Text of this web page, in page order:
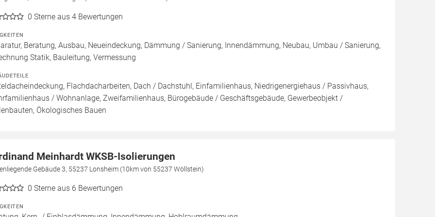
0 Sterne aus 4 Bewertungen
Beratung, Ausbau, Neueindeckung, Dämmung / Sanierung, Innendämmung, Neubau, Umbau / Sanierung,
Statik, Bauleitung, Vermessung
Flachdacharbeiten, Dach / Dachstuhl, Einfamilienhaus, Niedrigenergiehaus / Passivhaus,
/ Wohnanlage, Zweifamilienhaus, Bürogebäude / Geschäftsgebäude, Gewerbeobjekt /
Ökologisches Bauen
Meinhardt WKSB-Isolierungen
Gebäude 3, 55237 Lonsheim (10km von 55237 Wöllstein)
0 Sterne aus 6 Bewertungen